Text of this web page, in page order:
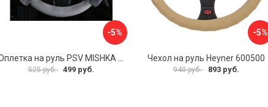
-5%
Оплетка на руль PSV MISHKA Premium 136096
525 руб. 499 руб.
-5%
Чехол на руль Heyner 600500
940 руб. 893 руб.